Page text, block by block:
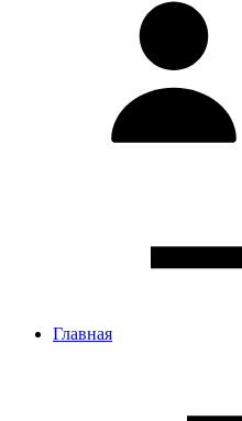
Главная